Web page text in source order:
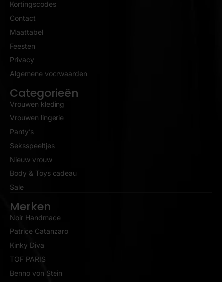
Kortingscodes
Contact
Maattabel
Feesten
Privacy
Algemene voorwaarden
Categorieën
Vrouwen kleding
Vrouwen lingerie
Panty’s
Seksspeeltjes
Nieuw vrouw
Body & Toys cadeau
Sale
Merken
Noir Handmade
Patrice Catanzaro
Kinky Diva
TOF PARIS
Benno von Stein